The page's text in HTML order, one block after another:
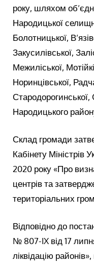
року, шляхом
Народицької
Болотницької,
Закусилівської,
Межиліської,
Норинцівської,
Стародорогинської,
Народицького
Склад громади
Кабінету Міністрів
2020 року «Про
центрів та
територіальних
Відповідно до
№ 807-IX від 17
ліквідацію